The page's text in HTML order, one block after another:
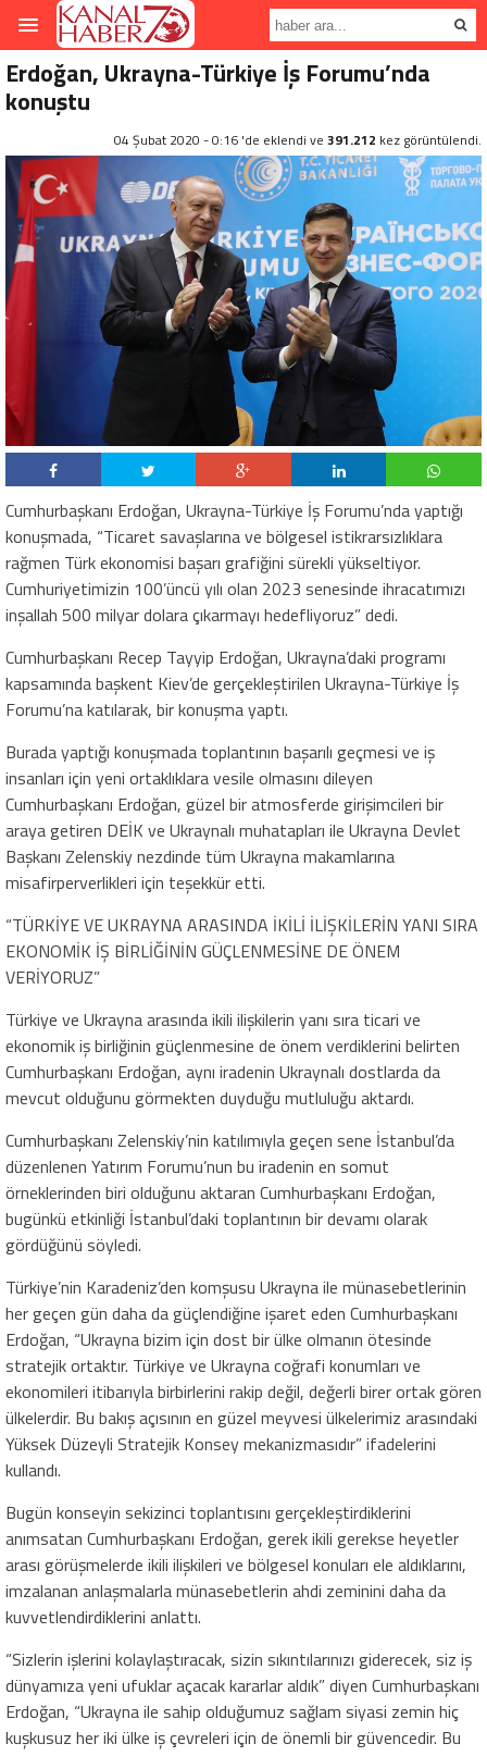
Erdoğan, Ukrayna-Türkiye İş Forumu’nda
konuştu
04 Şubat 2020 - 0:16 'de eklendi ve 391.212 kez görüntülendi.
Cumhurbaşkanı Erdoğan, Ukrayna-Türkiye İş Forumu’nda yaptığı
konuşmada, “Ticaret savaşlarına ve bölgesel istikrarsızlıklara
rağmen Türk ekonomisi başarı grafiğini sürekli yükseltiyor.
Cumhuriyetimizin 100’üncü yılı olan 2023 senesinde ihracatımızı
inşallah 500 milyar dolara çıkarmayı hedefliyoruz” dedi.
Cumhurbaşkanı Recep Tayyip Erdoğan, Ukrayna’daki programı
kapsamında başkent Kiev’de gerçekleştirilen Ukrayna-Türkiye İş
Forumu’na katılarak, bir konuşma yaptı.
Burada yaptığı konuşmada toplantının başarılı geçmesi ve iş
insanları için yeni ortaklıklara vesile olmasını dileyen
Cumhurbaşkanı Erdoğan, güzel bir atmosferde girişimcileri bir
araya getiren DEİK ve Ukraynalı muhatapları ile Ukrayna Devlet
Başkanı Zelenskiy nezdinde tüm Ukrayna makamlarına
misafirperverlikleri için teşekkür etti.
“TÜRKİYE VE UKRAYNA ARASINDA İKİLİ İLİŞKİLERİN YANI SIRA
EKONOMİK İŞ BİRLİĞİNİN GÜÇLENMESİNE DE ÖNEM
VERİYORUZ”
Türkiye ve Ukrayna arasında ikili ilişkilerin yanı sıra ticari ve
ekonomik iş birliğinin güçlenmesine de önem verdiklerini belirten
Cumhurbaşkanı Erdoğan, aynı iradenin Ukraynalı dostlarda da
mevcut olduğunu görmekten duyduğu mutluluğu aktardı.
Cumhurbaşkanı Zelenskiy’nin katılımıyla geçen sene İstanbul’da
düzenlenen Yatırım Forumu’nun bu iradenin en somut
örneklerinden biri olduğunu aktaran Cumhurbaşkanı Erdoğan,
bugünkü etkinliği İstanbul’daki toplantının bir devamı olarak
gördüğünü söyledi.
Türkiye’nin Karadeniz’den komşusu Ukrayna ile münasebetlerinin
her geçen gün daha da güçlendiğine işaret eden Cumhurbaşkanı
Erdoğan, “Ukrayna bizim için dost bir ülke olmanın ötesinde
stratejik ortaktır. Türkiye ve Ukrayna coğrafi konumları ve
ekonomileri itibarıyla birbirlerini rakip değil, değerli birer ortak gören
ülkelerdir. Bu bakış açısının en güzel meyvesi ülkelerimiz arasındaki
Yüksek Düzeyli Stratejik Konsey mekanizmasıdır” ifadelerini
kullandı.
Bugün konseyin sekizinci toplantısını gerçekleştirdiklerini
anımsatan Cumhurbaşkanı Erdoğan, gerek ikili gerekse heyetler
arası görüşmelerde ikili ilişkileri ve bölgesel konuları ele aldıklarını,
imzalanan anlaşmalarla münasebetlerin ahdi zeminini daha da
kuvvetlendirdiklerini anlattı.
“Sizlerin işlerini kolaylaştıracak, sizin sıkıntılarınızı giderecek, siz iş
dünyamıza yeni ufuklar açacak kararlar aldık” diyen Cumhurbaşkanı
Erdoğan, “Ukrayna ile sahip olduğumuz sağlam siyasi zemin hiç
kuşkusuz her iki ülke iş çevreleri için de önemli bir güvencedir. Bu